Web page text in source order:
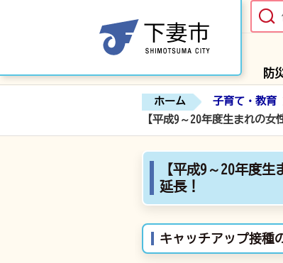
防
ホーム 子育て・教育
【平成9～20年度生まれの
【平成9～20年度
延長！
キャッチアップ接種